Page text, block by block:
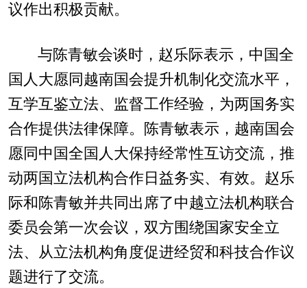
议作出积极贡献。
与陈青敏会谈时，赵乐际表示，中国全
国人大愿同越南国会提升机制化交流水平，
互学互鉴立法、监督工作经验，为两国务实
合作提供法律保障。陈青敏表示，越南国会
愿同中国全国人大保持经常性互访交流，推
动两国立法机构合作日益务实、有效。赵乐
际和陈青敏并共同出席了中越立法机构联合
委员会第一次会议，双方围绕国家安全立
法、从立法机构角度促进经贸和科技合作议
题进行了交流。